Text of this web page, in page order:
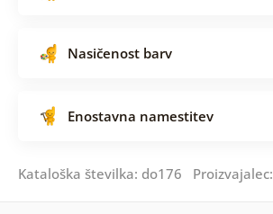
Nasičenost barv
Enostavna namestitev
Kataloška številka: do176 Proizvajalec: